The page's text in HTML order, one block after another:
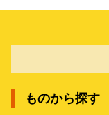
ものから探す